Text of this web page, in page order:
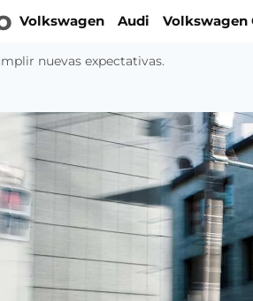
Volkswagen Audi Volkswagen
nuevas expectativas.